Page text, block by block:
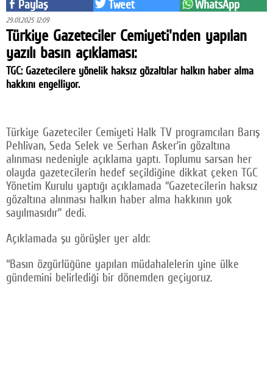
Kültür-sanat
Sağlık
Yazarlar
Künye
A24 SOSYAL MEDYA
Facebook
Twitter
Google Plus
© 2026 TÜM HAKLARI SAKLIDIR
Paylaş Tweet WhatsApp
29.01.2025 12:09
Türkiye Gazeteciler Cemiyeti'nden yapılan
yazılı basın açıklaması:
TGC: Gazetecilere yönelik haksız gözaltılar halkın haber alma
hakkını engelliyor.
Türkiye Gazeteciler Cemiyeti Halk TV programcıları Barış
Pehlivan, Seda Selek ve Serhan Asker’in gözaltına
alınması nedeniyle açıklama yaptı. Toplumu sarsan her
olayda gazetecilerin hedef seçildiğine dikkat çeken TGC
Yönetim Kurulu yaptığı açıklamada “Gazetecilerin haksız
gözaltına alınması halkın haber alma hakkının yok
sayılmasıdır” dedi.
Açıklamada şu görüşler yer aldı:
“Basın özgürlüğüne yapılan müdahalelerin yine ülke
gündemini belirlediği bir dönemden geçiyoruz.